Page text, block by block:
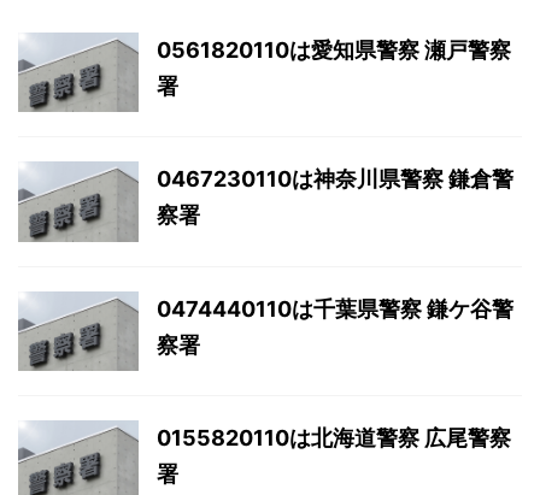
0561820110は愛知県警察 瀬戸警察
署
0467230110は神奈川県警察 鎌倉警
察署
0474440110は千葉県警察 鎌ケ谷警
察署
0155820110は北海道警察 広尾警察
署